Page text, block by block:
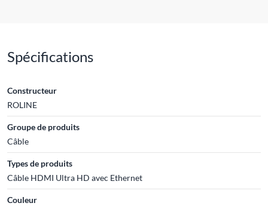
Spécifications
Constructeur
ROLINE
Groupe de produits
Câble
Types de produits
Câble HDMI Ultra HD avec Ethernet
Couleur